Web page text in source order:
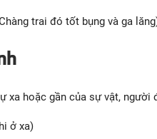
trai đó tốt bụng và ga
xa hoặc gần của sự vật,
ở xa)